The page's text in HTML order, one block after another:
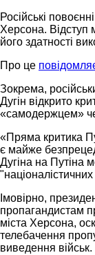
Російські
Херсона. Відступ
його здатності
Про це
Зокрема,
Дугін відкрито
«самодержцем»
«Пряма критика
є майже
Дугіна на Путіна
Імовірно,
пропагандистам
міста Херсона,
телебачення
виведення військ.